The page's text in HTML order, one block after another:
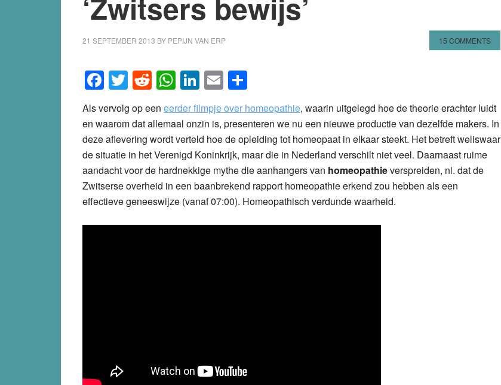
21 SEPTEMBER 2013 BY PEPIJN VAN ERP 15 COMMENTS
Facebook
Twitter
Reddit
WhatsApp
LinkedIn
Email
Als vervolg op een eerder filmpje over homeopathie, waarin uitgelegd hoe de theorie erachter luidt
en waarom dat allemaal onzin is, presenteren we nu een nieuwe productie van dezelfde makers. In
deze aflevering wordt verteld hoe de opleiding tot homeopaat in elkaar steekt. Het betreft weliswaar
de situatie in het Verenigd Koninkrijk, maar die in Nederland verschilt niet veel. Daarnaast ruime
aandacht voor de hardnekkige mythe die aanhangers van homeopathieverspreiden, nl. dat de
Zwitserse overheid in een baanbrekend rapport homeopathie erkend zou hebben als een
effectieve geneeswijze (vanaf 07:00). Homeopathisch verdunde waarheid.